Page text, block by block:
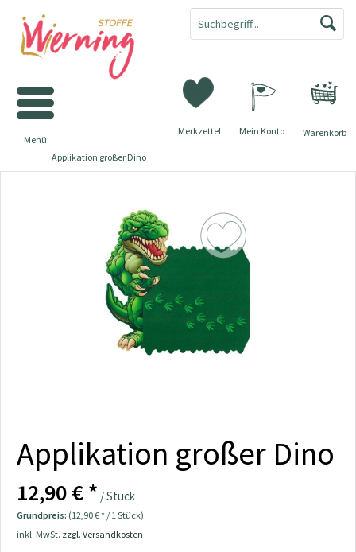
Warenkorb
Merkzettel Mein Konto
Menü
Applikation großer Dino
Applikation großer Dino
12,90 € * / Stück
Grundpreis: (12,90 € * / 1 Stück)
inkl. MwSt. zzgl. Versandkosten